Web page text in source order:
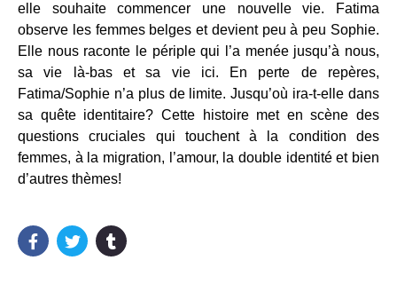
elle souhaite commencer une nouvelle vie. Fatima
observe les femmes belges et devient peu à peu Sophie.
Elle nous raconte le périple qui l’a menée jusqu’à nous,
sa vie là-bas et sa vie ici. En perte de repères,
Fatima/Sophie n’a plus de limite. Jusqu’où ira-t-elle dans
sa quête identitaire? Cette histoire met en scène des
questions cruciales qui touchent à la condition des
femmes, à la migration, l’amour, la double identité et bien
d’autres thèmes!